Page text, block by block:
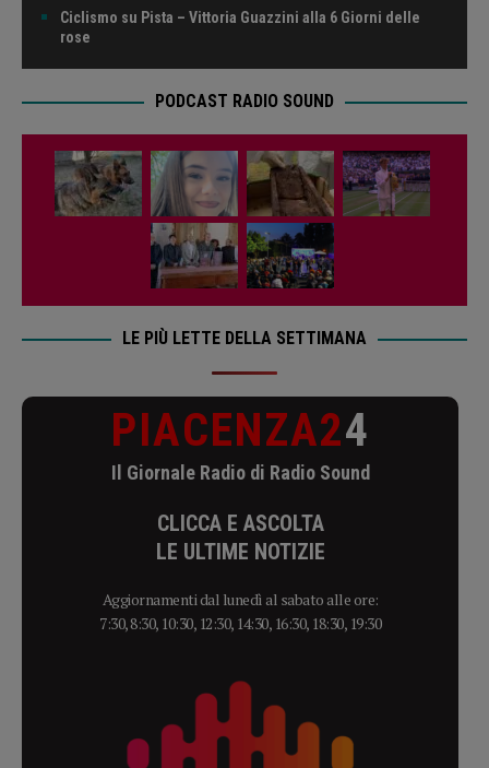
Ciclismo su Pista – Vittoria Guazzini alla 6 Giorni delle
rose
PODCAST RADIO SOUND
LE PIÙ LETTE DELLA SETTIMANA
PIACENZA24
Il Giornale Radio di Radio Sound
CLICCA E ASCOLTA
LE ULTIME NOTIZIE
Aggiornamenti dal lunedì al sabato alle ore:
7:30, 8:30, 10:30, 12:30, 14:30, 16:30, 18:30, 19:30